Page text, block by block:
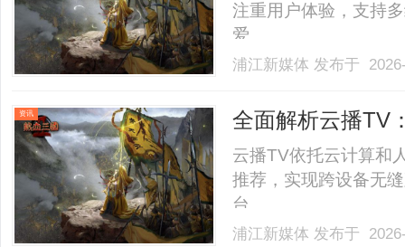
注重用户体验，支持
爱。......
浦江新媒体 发布于
资讯 全面解析云播TV
云播TV依托云计算和
推荐，实现跨设备无
台。......
浦江新媒体 发布于